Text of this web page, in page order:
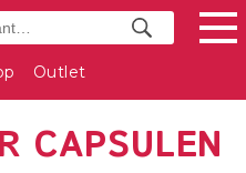
Outlet
CAPSULEN